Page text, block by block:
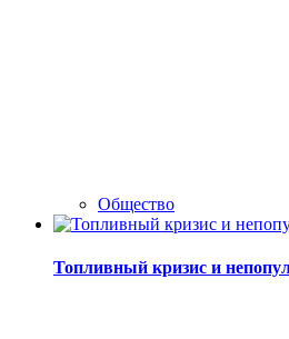
Общество
Топливный кризис и